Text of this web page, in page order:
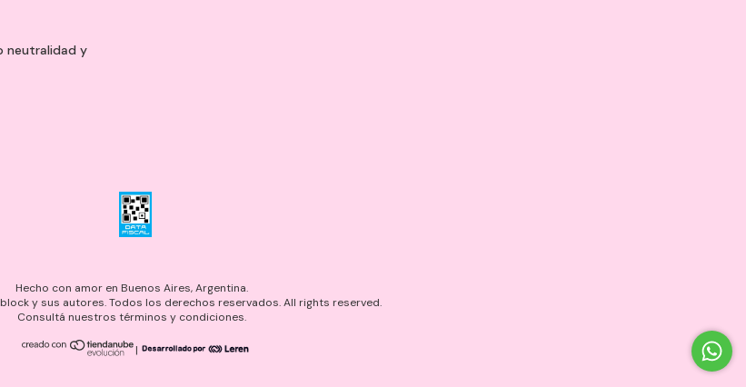
neutralidad y
Hecho con amor en Buenos Aires, Argentina.
y sus autores. Todos los derechos reservados. All rights reserved.
Consultá nuestros términos y condiciones.
|